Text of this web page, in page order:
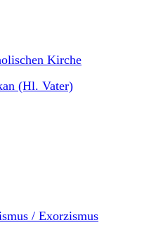
Kirche
(Hl. Vater)
/ Exorzismus